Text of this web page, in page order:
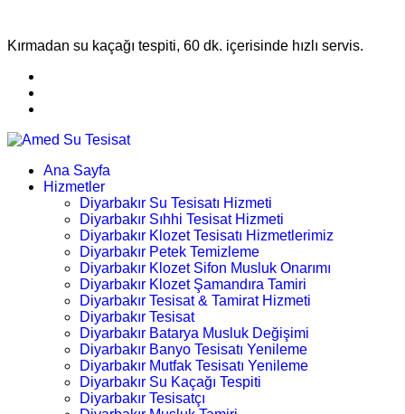
Kırmadan su kaçağı tespiti, 60 dk. içerisinde hızlı servis.
Ana Sayfa
Hizmetler
Diyarbakır Su Tesisatı Hizmeti
Diyarbakır Sıhhi Tesisat Hizmeti
Diyarbakır Klozet Tesisatı Hizmetlerimiz
Diyarbakır Petek Temizleme
Diyarbakır Klozet Sifon Musluk Onarımı
Diyarbakır Klozet Şamandıra Tamiri
Diyarbakır Tesisat & Tamirat Hizmeti
Diyarbakır Tesisat
Diyarbakır Batarya Musluk Değişimi
Diyarbakır Banyo Tesisatı Yenileme
Diyarbakır Mutfak Tesisatı Yenileme
Diyarbakır Su Kaçağı Tespiti
Diyarbakır Tesisatçı